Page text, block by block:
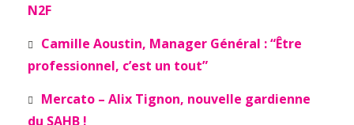
N2F
Camille Aoustin, Manager Général : “Être
professionnel, c’est un tout”
Mercato – Alix Tignon, nouvelle gardienne
du SAHB !